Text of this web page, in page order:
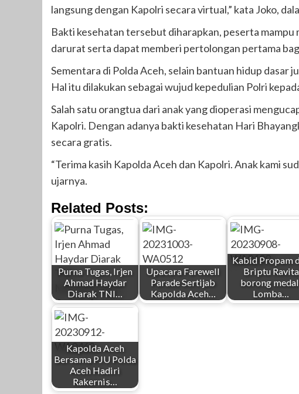
langsung dengan Kapolri secara virtual,” kata Joko,
Bakti kesehatan tersebut diharapkan, peserta mampu
darurat serta dapat memberi pertolongan pertama
Sementara di Polda Aceh, selain bantuan hidup dasar
Hal itu dilakukan sebagai wujud kepedulian Polri
Salah satu orangtua dari anak yang dioperasi
Kapolri. Dengan adanya bakti kesehatan Hari
secara gratis.
“Terima kasih Kapolda Aceh dan Kapolri. Anak kami
ujarnya.
Related Posts:
Purna Tugas, Irjen
Ahmad Haydar
Diarak TNI…
Upacara Farewell
Parade Sertijab
Kapolda Aceh…
Kabid Propam
Briptu Ravita
borong
Lomba…
Kapolda Aceh
Bersama PJU Polda
Aceh Hadiri
Rakernis…